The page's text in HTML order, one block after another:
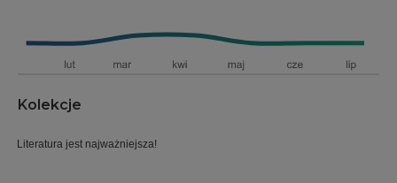
Kolekcje
Literatura jest najważniejsza!